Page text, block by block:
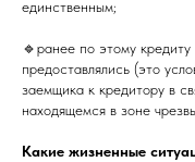
единственным;
🔹ранее по этому
предоставлялись (это
заемщика к кредитору в
находящемся в зоне
Какие жизненные